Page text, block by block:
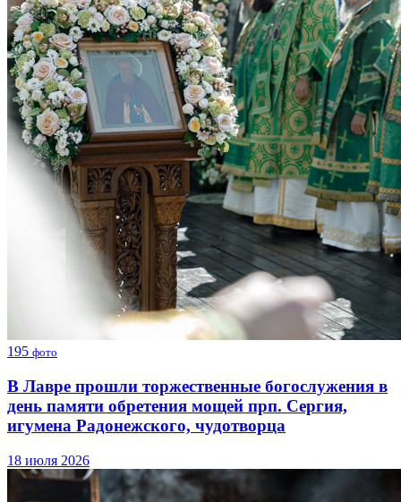
195 фото
В Лавре прошли торжественные богослужения в
день памяти обретения мощей прп. Сергия,
игумена Радонежского, чудотворца
18 июля 2026